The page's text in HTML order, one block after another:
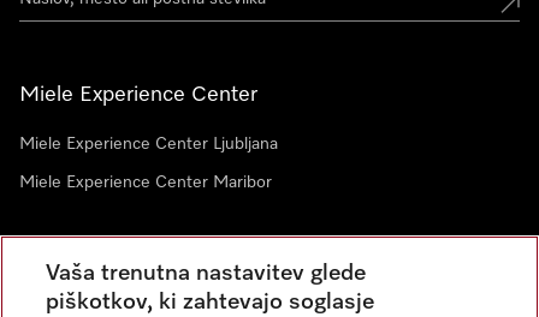
Miele Experience Center
Miele Experience Center Ljubljana
Miele Experience Center Maribor
Novice
Vaša trenutna nastavitev glede
piškotkov, ki zahtevajo soglasje